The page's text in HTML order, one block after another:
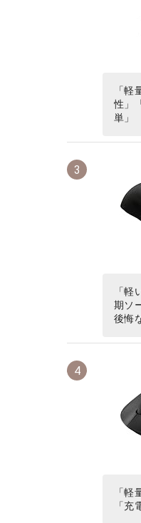
「
性」
単」
3
「
期ソ
後悔
4
「
「